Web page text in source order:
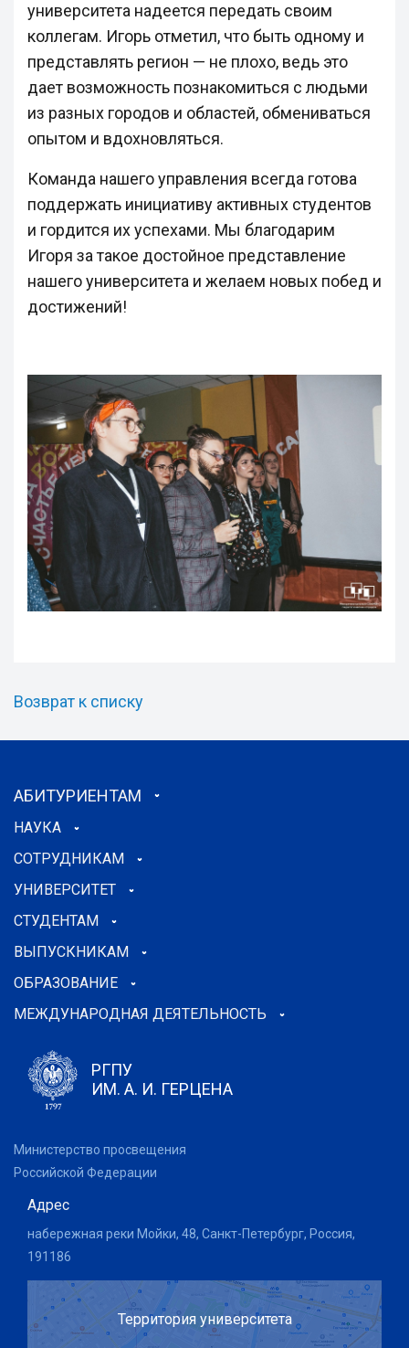
университета надеется передать своим
коллегам. Игорь отметил, что быть одному и
представлять регион — не плохо, ведь это
дает возможность познакомиться с людьми
из разных городов и областей, обмениваться
опытом и вдохновляться.
Команда нашего управления всегда готова
поддержать инициативу активных студентов
и гордится их успехами. Мы благодарим
Игоря за такое достойное представление
нашего университета и желаем новых побед и
достижений!
Возврат к списку
АБИТУРИЕНТАМ
НАУКА
СОТРУДНИКАМ
УНИВЕРСИТЕТ
СТУДЕНТАМ
ВЫПУСКНИКАМ
ОБРАЗОВАНИЕ
МЕЖДУНАРОДНАЯ ДЕЯТЕЛЬНОСТЬ
РГПУ
ИМ. А. И. ГЕРЦЕНА
Министерство просвещения
Российской Федерации
Адрес
набережная реки Мойки, 48, Санкт-Петербург, Россия,
191186
Территория университета